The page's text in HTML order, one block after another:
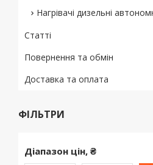
Нагрівачі дизельні
Статті
Повернення та обмін
Доставка та оплата
ФІЛЬТРИ
Діапазон цін, ₴